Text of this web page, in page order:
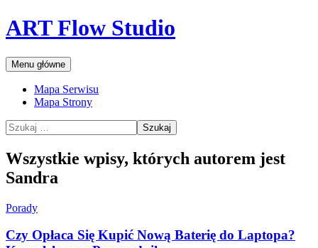
Przejdź
do
ART Flow Studio
Szukaj
Menu główne
Mapa Serwisu
Mapa Strony
Szukaj:
Wszystkie wpisy, których autorem jest
Sandra
Porady
Czy Opłaca Się Kupić Nową Baterię do Laptopa?